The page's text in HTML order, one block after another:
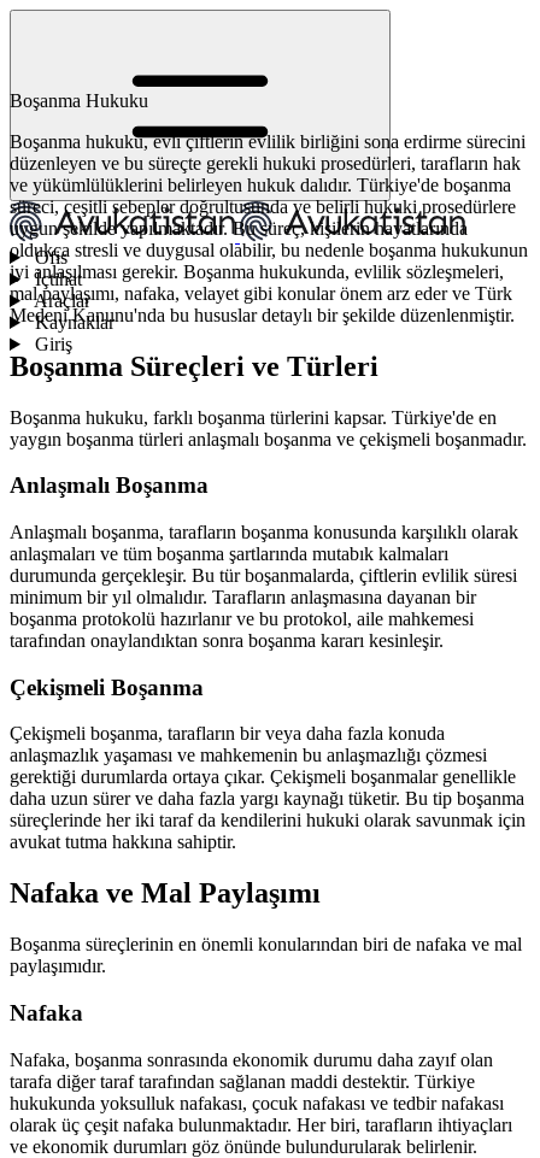
Ofis
İçtihat
Araçlar
Kaynaklar
Giriş
Boşanma Hukuku
Boşanma hukuku, evli çiftlerin evlilik birliğini sona erdirme sürecini
düzenleyen ve bu süreçte gerekli hukuki prosedürleri, tarafların hak
ve yükümlülüklerini belirleyen hukuk dalıdır. Türkiye'de boşanma
süreci, çeşitli sebepler doğrultusunda ve belirli hukuki prosedürlere
uygun şekilde yapılmaktadır. Bu süreç, kişilerin hayatlarında
oldukça stresli ve duygusal olabilir, bu nedenle boşanma hukukunun
iyi anlaşılması gerekir. Boşanma hukukunda, evlilik sözleşmeleri,
mal paylaşımı, nafaka, velayet gibi konular önem arz eder ve Türk
Medeni Kanunu'nda bu hususlar detaylı bir şekilde düzenlenmiştir.
Boşanma Süreçleri ve Türleri
Boşanma hukuku, farklı boşanma türlerini kapsar. Türkiye'de en
yaygın boşanma türleri anlaşmalı boşanma ve çekişmeli boşanmadır.
Anlaşmalı Boşanma
Anlaşmalı boşanma, tarafların boşanma konusunda karşılıklı olarak
anlaşmaları ve tüm boşanma şartlarında mutabık kalmaları
durumunda gerçekleşir. Bu tür boşanmalarda, çiftlerin evlilik süresi
minimum bir yıl olmalıdır. Tarafların anlaşmasına dayanan bir
boşanma protokolü hazırlanır ve bu protokol, aile mahkemesi
tarafından onaylandıktan sonra boşanma kararı kesinleşir.
Çekişmeli Boşanma
Çekişmeli boşanma, tarafların bir veya daha fazla konuda
anlaşmazlık yaşaması ve mahkemenin bu anlaşmazlığı çözmesi
gerektiği durumlarda ortaya çıkar. Çekişmeli boşanmalar genellikle
daha uzun sürer ve daha fazla yargı kaynağı tüketir. Bu tip boşanma
süreçlerinde her iki taraf da kendilerini hukuki olarak savunmak için
avukat tutma hakkına sahiptir.
Nafaka ve Mal Paylaşımı
Boşanma süreçlerinin en önemli konularından biri de nafaka ve mal
paylaşımıdır.
Nafaka
Nafaka, boşanma sonrasında ekonomik durumu daha zayıf olan
tarafa diğer taraf tarafından sağlanan maddi destektir. Türkiye
hukukunda yoksulluk nafakası, çocuk nafakası ve tedbir nafakası
olarak üç çeşit nafaka bulunmaktadır. Her biri, tarafların ihtiyaçları
ve ekonomik durumları göz önünde bulundurularak belirlenir.